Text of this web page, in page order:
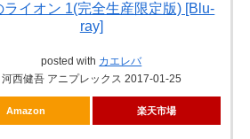
ライオン 1(完全生産限定版) [Blu-
ray]
posted with カエレバ
河西健吾 アニプレックス 2017-01-25
Amazon 楽天市場